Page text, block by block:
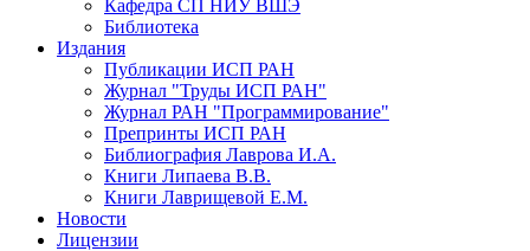
Кафедра СП НИУ ВШЭ
Библиотека
Издания
Публикации ИСП РАН
Журнал "Труды ИСП РАН"
Журнал РАН "Программирование"
Препринты ИСП РАН
Библиография Лаврова И.А.
Книги Липаева В.В.
Книги Лаврищевой Е.М.
Новости
Лицензии